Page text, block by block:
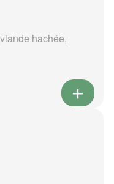
hachée,